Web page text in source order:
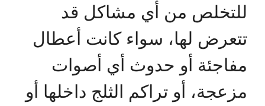
للتخلص من أي مشاكل قد
تتعرض لها، سواء كانت أعطال
مفاجئة أو حدوث أي أصوات
مزعجة، أو تراكم الثلج داخلها أو